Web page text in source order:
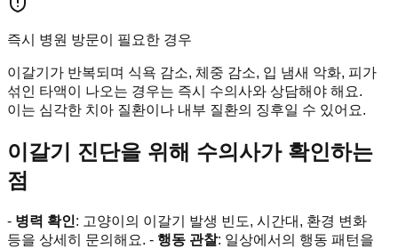
즉시 병원 방문이 필요한 경우
이갈기가 반복되며 식욕 감소, 체중 감소, 입 냄새 악화, 피가
섞인 타액이 나오는 경우는 즉시 수의사와 상담해야 해요.
이는 심각한 치아 질환이나 내부 질환의 징후일 수 있어요.
이갈기 진단을 위해 수의사가 확인하는
점
- 병력 확인: 고양이의 이갈기 발생 빈도, 시간대, 환경 변화
등을 상세히 문의해요. - 행동 관찰: 일상에서의 행동 패턴을